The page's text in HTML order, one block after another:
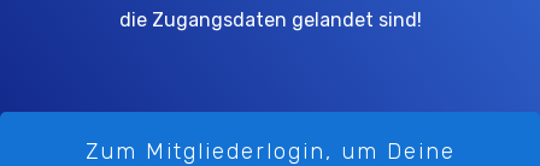
die Zugangsdaten gelandet sind!
Zum Mitgliederlogin, um Deine